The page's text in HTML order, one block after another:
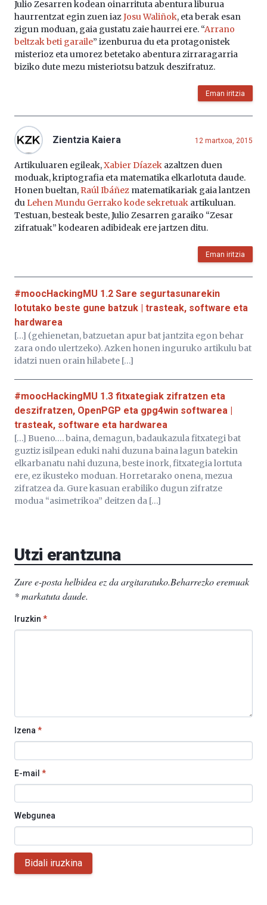
Julio Zesarren kodean oinarrituta abentura liburua
haurrentzat egin zuen iazJosu Waliñok, eta berak esan
zigun moduan, gaia gustatu zaie haurrei ere. “Arrano
beltzak beti garaile” izenburua du eta protagonistek
misterioz eta umorez betetako abentura zirraragarria
biziko dute mezu misteriotsu batzuk deszifratuz.
Eman iritzia
Zientzia Kaiera 12 martxoa, 2015
Artikuluaren egileak,Xabier Díazek azaltzen duen
moduak, kriptografia eta matematika elkarlotuta daude.
Honen bueltan, Raúl Ibáñez matematikariak gaia lantzen
du Lehen Mundu Gerrako kode sekretuak artikuluan.
Testuan, besteak beste, Julio Zesarren garaiko “Zesar
zifratuak” kodearen adibideak ere jartzen ditu.
Eman iritzia
#moocHackingMU 1.2 Sare segurtasunarekin
lotutako beste gune batzuk | trasteak, software eta
hardwarea
[…] (gehienetan, batzuetan apur bat jantzita egon behar
zara ondo ulertzeko). Azken honen inguruko artikulu bat
idatzi nuen orain hilabete […]
#moocHackingMU 1.3 fitxategiak zifratzen eta
deszifratzen, OpenPGP eta gpg4win softwarea |
trasteak, software eta hardwarea
[…] Bueno…. baina, demagun, badaukazula fitxategi bat
guztiz isilpean eduki nahi duzuna baina lagun batekin
elkarbanatu nahi duzuna, beste inork, fitxategia lortuta
ere, ez ikusteko moduan. Horretarako onena, mezua
zifratzea da. Gure kasuan erabiliko dugun zifratze
modua “asimetrikoa” deitzen da […]
Utzi erantzuna
Zure e-posta helbidea ez da argitaratuko.Beharrezko eremuak
*markatuta daude.
Iruzkin *
Izena *
E-mail *
Webgunea
Bidali iruzkina